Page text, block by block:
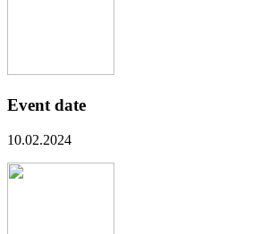
Event date
10.02.2024